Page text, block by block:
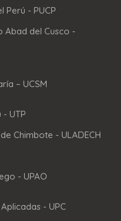
Perú - PUCP
Abad del Cusco -
– UCSM
UTP
Chimbote - ULADECH
- UPAO
- UPC